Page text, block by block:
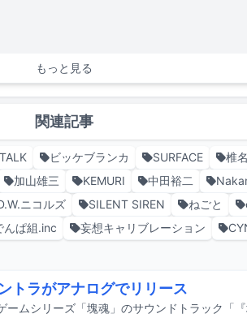
もっと見る
関連記事
ビッケブランカ SURFACE 椎
加山雄三 KEMURI 中田裕二
ニコルズ SILENT SIREN ねごと
んぱ組.inc 妄想キャリブレーション
トラがアナログでリリース